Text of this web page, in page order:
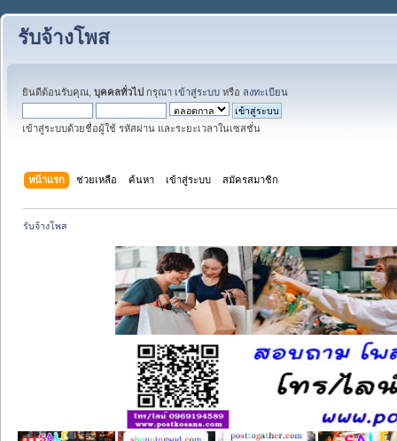
รับจ้างโพส
ยินดีต้อนรับคุณ, บุคคลทั่วไป กรุณา เข้าสู่ระบบ หรือ ลงทะเบียน
เข้าสู่ระบบด้วยชื่อผู้ใช้ รหัสผ่าน และระยะเวลาในเซสชั่น
หน้าแรก ช่วยเหลือ ค้นหา เข้าสู่ระบบ สมัครสมาชิก
รับจ้างโพส